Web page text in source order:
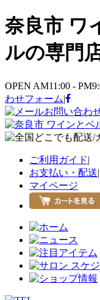
奈良市 ワ
ルの専門
OPEN AM11:00 -
わせフォーム|
お問い合わ
ご利用ガイド|
お支払い・配送|
マイページ